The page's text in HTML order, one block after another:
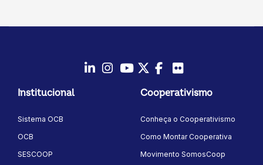
Instagram
YoutubeTwitter/X
Facebook
Institucional
Sistema OCB
OCB
SESCOOP
Cooperativismo
Conheça o Cooperativismo
Como Montar Cooperativa
Movimento SomosCoop